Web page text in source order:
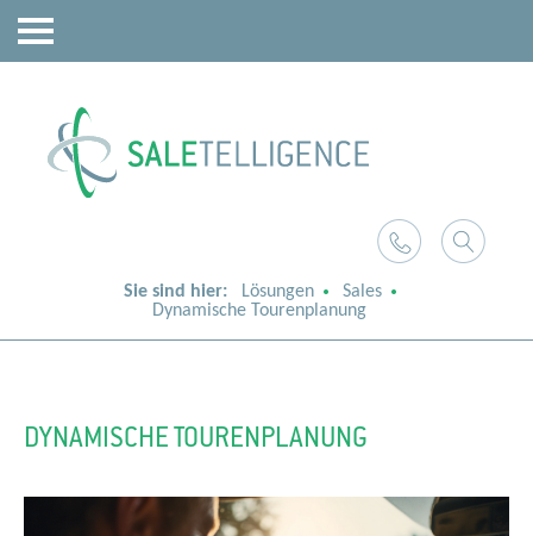
Sie sind hier: Lösungen
Sales
Dynamische Tourenplanung
DYNAMISCHE TOURENPLANUNG